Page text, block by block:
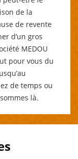
de la
de revente
d’un gros
MEDOU
pour vous du
de temps ou
là.